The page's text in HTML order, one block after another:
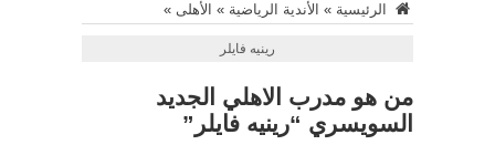
الرئيسية » الأندية الرياضية » الأهلى »
رينيه فايلر
من هو مدرب الاهلي الجديد
السويسري “رينيه فايلر”